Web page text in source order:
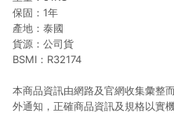
保固：1年
產地：泰國
貨源：公司貨
BSMI：R32174
本商品資訊由網路及官網收集彙整
外通知，正確商品資訊及規格以實